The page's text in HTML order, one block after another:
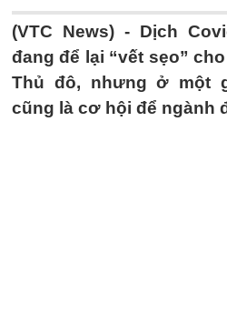
(VTC News) - Dịch
đang để lại “vết sẹo”
Thủ đô, nhưng ở một
cũng là cơ hội để ngành